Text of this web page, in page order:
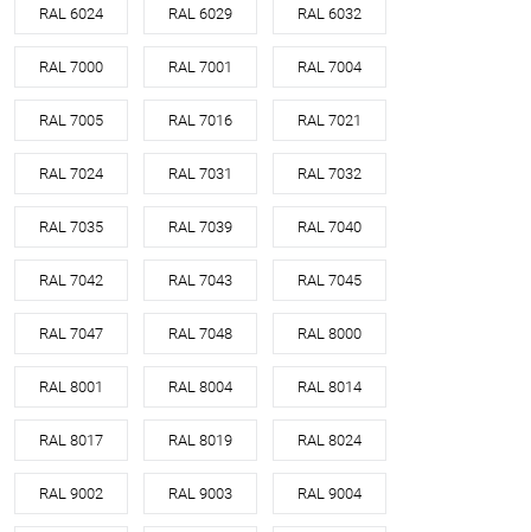
RAL 6024 RAL 6029 RAL 6032
RAL 7000 RAL 7001 RAL 7004
RAL 7005 RAL 7016 RAL 7021
RAL 7024 RAL 7031 RAL 7032
RAL 7035 RAL 7039 RAL 7040
RAL 7042 RAL 7043 RAL 7045
RAL 7047 RAL 7048 RAL 8000
RAL 8001 RAL 8004 RAL 8014
RAL 8017 RAL 8019 RAL 8024
RAL 9002 RAL 9003 RAL 9004